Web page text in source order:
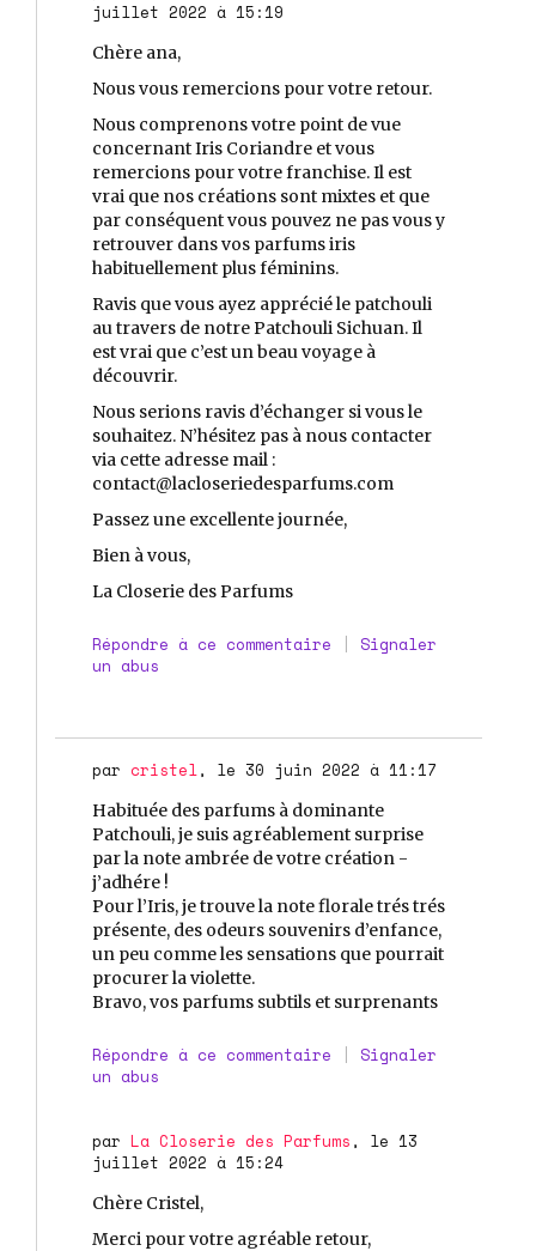
juillet 2022 à 15:19
Chère ana,
Nous vous remercions pour votre retour.
Nous comprenons votre point de vue
concernant Iris Coriandre et vous
remercions pour votre franchise. Il est
vrai que nos créations sont mixtes et que
par conséquent vous pouvez ne pas vous y
retrouver dans vos parfums iris
habituellement plus féminins.
Ravis que vous ayez apprécié le patchouli
au travers de notre Patchouli Sichuan. Il
est vrai que c’est un beau voyage à
découvrir.
Nous serions ravis d’échanger si vous le
souhaitez. N’hésitez pas à nous contacter
via cette adresse mail :
contact@lacloseriedesparfums.com
Passez une excellente journée,
Bien à vous,
La Closerie des Parfums
Répondre à ce commentaire | Signaler
un abus
par cristel, le 30 juin 2022 à 11:17
Habituée des parfums à dominante
Patchouli, je suis agréablement surprise
par la note ambrée de votre création -
j’adhére !
Pour l’Iris, je trouve la note florale trés trés
présente, des odeurs souvenirs d’enfance,
un peu comme les sensations que pourrait
procurer la violette.
Bravo, vos parfums subtils et surprenants
Répondre à ce commentaire | Signaler
un abus
par La Closerie des Parfums , le 13
juillet 2022 à 15:24
Chère Cristel,
Merci pour votre agréable retour,